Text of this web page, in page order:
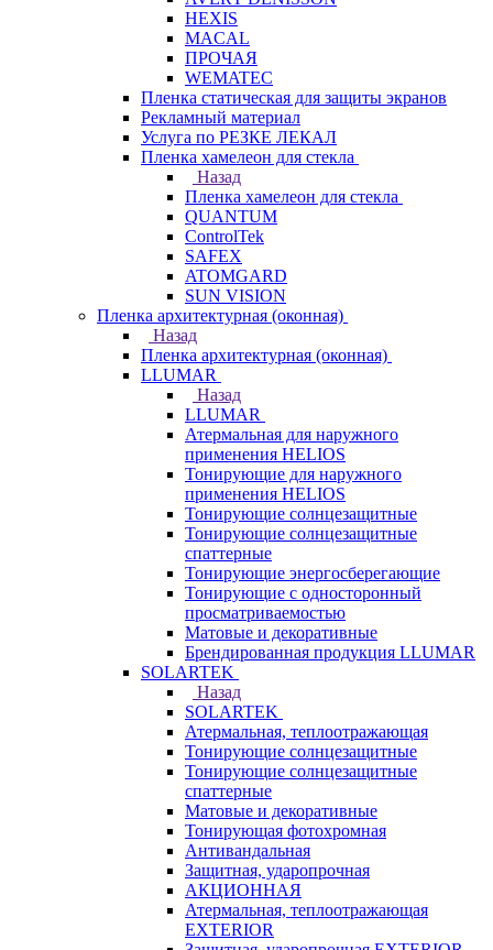
HEXIS
MACAL
ПРОЧАЯ
WEMATEC
Пленка статическая для защиты экранов
Рекламный материал
Услуга по РЕЗКЕ ЛЕКАЛ
Пленка хамелеон для стекла
Назад
Пленка хамелеон для стекла
QUANTUM
ControlTek
SAFEX
ATOMGARD
SUN VISION
Пленка архитектурная (оконная)
Назад
Пленка архитектурная (оконная)
LLUMAR
Назад
LLUMAR
Атермальная для наружного
применения HELIOS
Тонирующие для наружного
применения HELIOS
Тонирующие солнцезащитные
Тонирующие солнцезащитные
спаттерные
Тонирующие энергосберегающие
Тонирующие с односторонный
просматриваемостью
Матовые и декоративные
Брендированная продукция LLUMAR
SOLARTEK
Назад
SOLARTEK
Атермальная, теплоотражающая
Тонирующие солнцезащитные
Тонирующие солнцезащитные
спаттерные
Матовые и декоративные
Тонирующая фотохромная
Антивандальная
Защитная, ударопрочная
АКЦИОННАЯ
Атермальная, теплоотражающая
EXTERIOR